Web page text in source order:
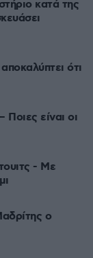
κατά της
ότι
είναι οι
- Με
ο